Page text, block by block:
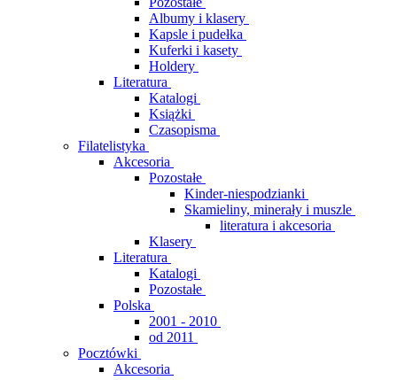
Albumy i klasery
Kapsle i pudełka
Kuferki i kasety
Holdery
Literatura
Katalogi
Książki
Czasopisma
Filatelistyka
Akcesoria
Pozostałe
Kinder-niespodzianki
Skamieliny, minerały i muszle
literatura i akcesoria
Klasery
Literatura
Katalogi
Pozostałe
Polska
2001 - 2010
od 2011
Pocztówki
Akcesoria